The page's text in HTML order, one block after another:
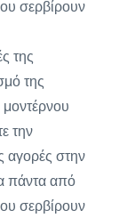
σερβίρουν
της
της
την
αγορές στην
πάντα από
σερβίρουν